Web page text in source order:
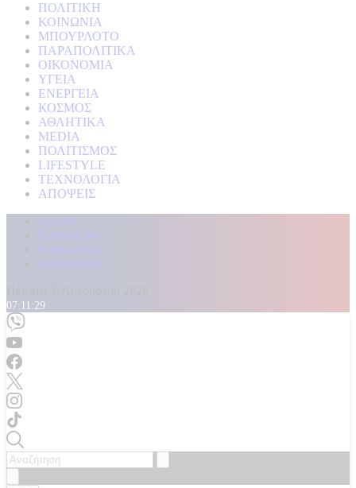
ΠΟΛΙΤΙΚΗ
ΚΟΙΝΩΝΙΑ
ΜΠΟΥΡΛΟΤΟ
ΠΑΡΑΠΟΛΙΤΙΚΑ
ΟΙΚΟΝΟΜΙΑ
ΥΓΕΙΑ
ΕΝΕΡΓΕΙΑ
ΚΟΣΜΟΣ
ΑΘΛΗΤΙΚΑ
MEDIA
ΠΟΛΙΤΙΣΜΟΣ
LIFESTYLE
ΤΕΧΝΟΛΟΓΙΑ
ΑΠΟΨΕΙΣ
Αρχική
Kontra Live
Καταγγελίες
Επικοινωνία
07:11:32